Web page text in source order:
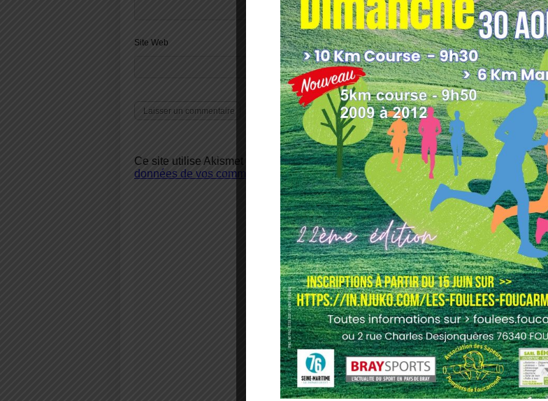
Site Web
Ce site utilise Akismet pour réduire les indésirables.En savoir plus sur comment les
données de vos commentaires sont utilisées.